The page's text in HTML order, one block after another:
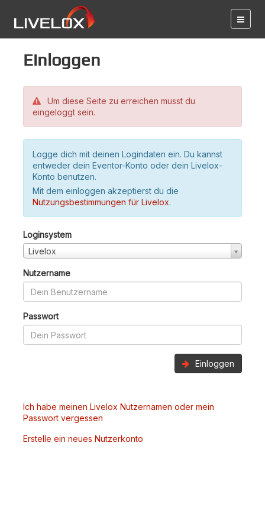
Einloggen
Um diese Seite zu erreichen musst du
eingeloggt sein.
Logge dich mit deinen Logindaten ein. Du kannst
entweder dein Eventor-Konto oder dein Livelox-
Konto benutzen.
Mit dem einloggen akzeptierst du die
Nutzungsbestimmungen für Livelox.
Loginsystem
Livelox
Nutzername
Passwort
Einloggen
Ich habe meinen Livelox Nutzernamen oder mein
Passwort vergessen
Erstelle ein neues Nutzerkonto